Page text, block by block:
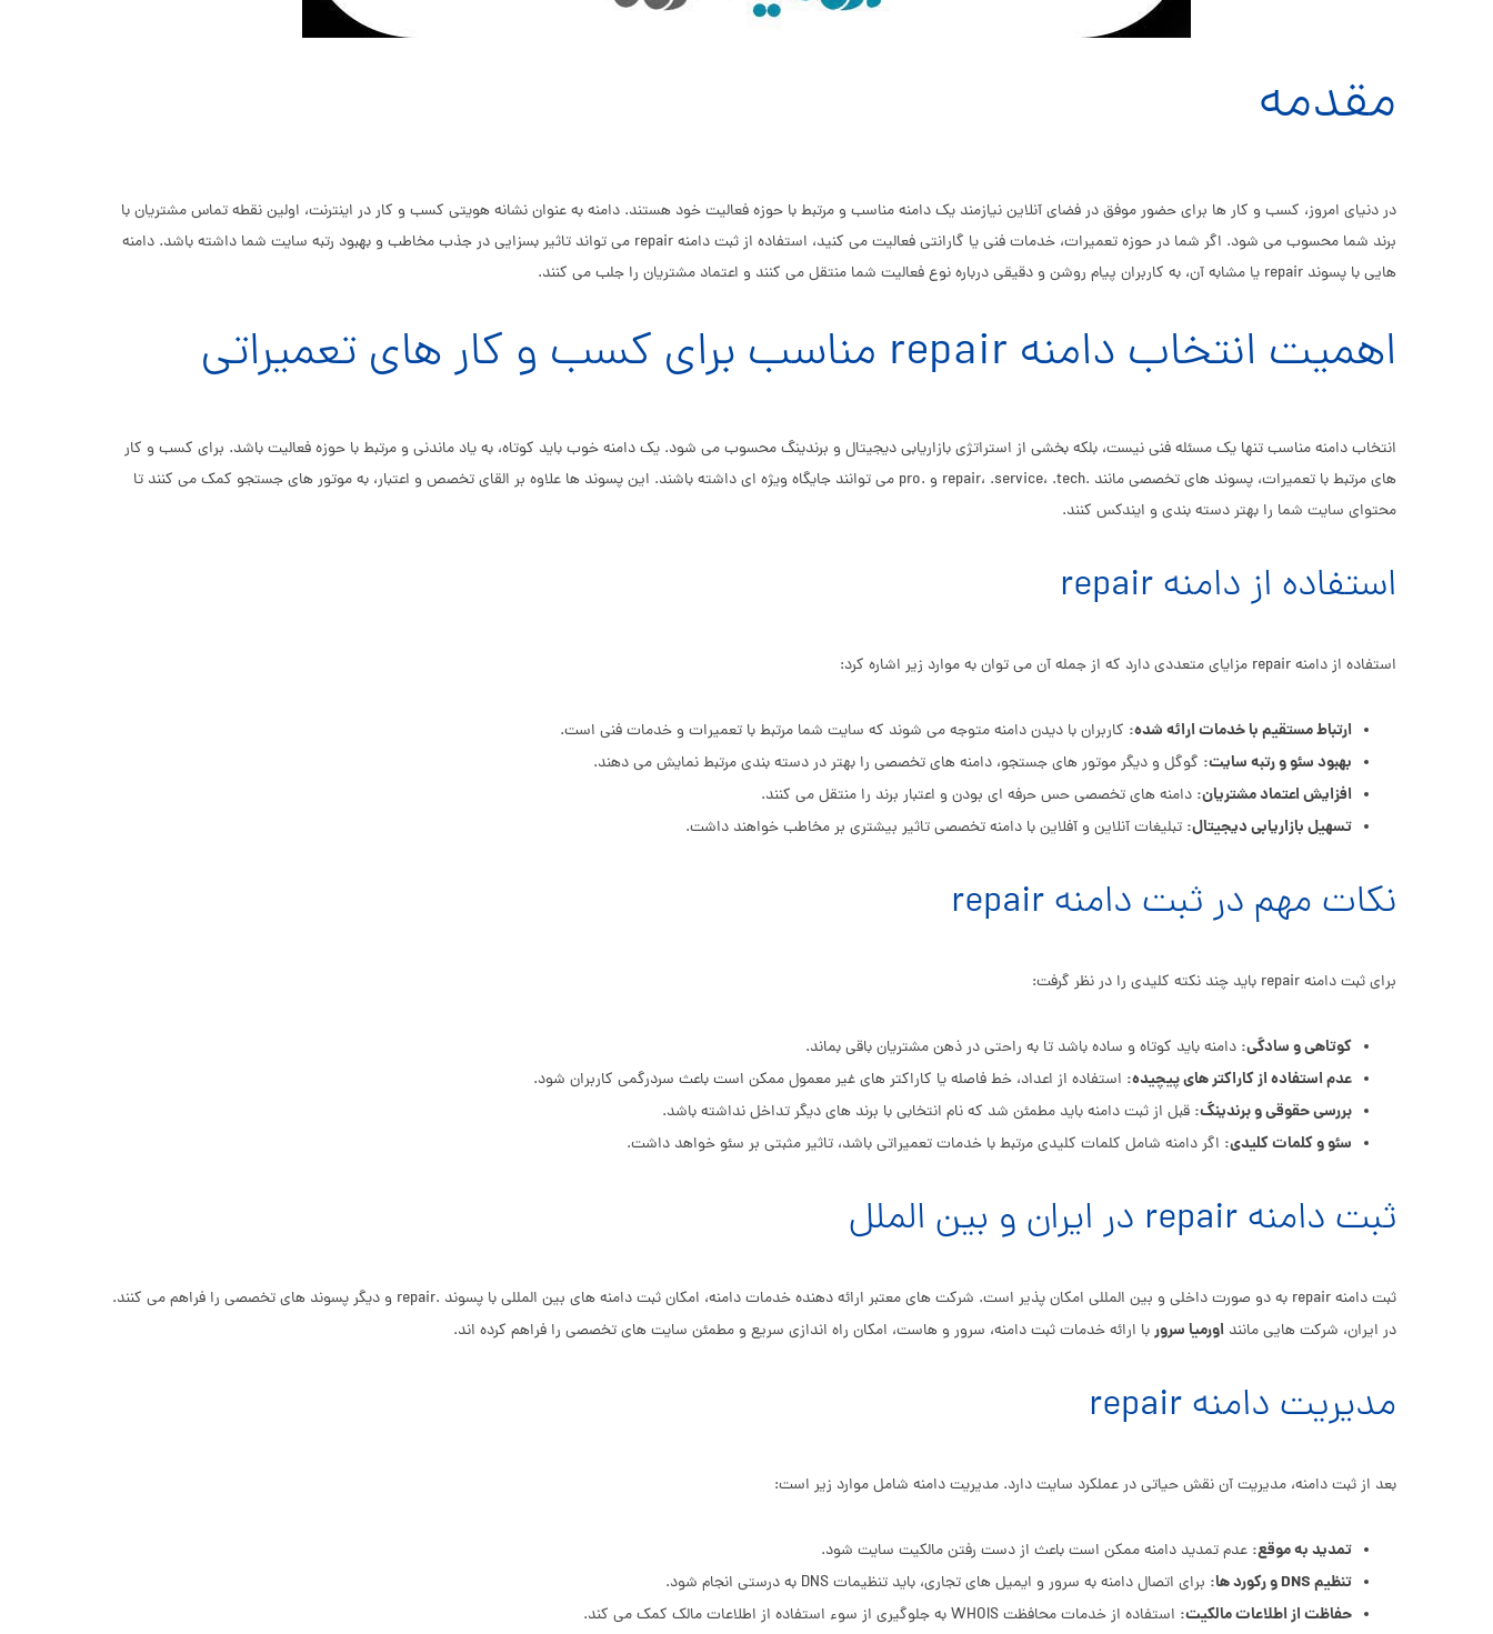
مقدمه
در دنیای امروز، کسب و کار ها برای حضور موفق در فضای آنلاین نیازمند یک دامنه مناسب و مرتبط با حوزه فعالیت خود هستند. دامنه به عنوان نشانه هویتی کسب و کار در اینترنت، اولین نقطه تماس مشتریان با
برند شما محسوب می شود. اگر شما در حوزه تعمیرات، خدمات فنی یا گارانتی فعالیت می کنید، استفاده از ثبت دامنه repair می تواند تاثیر بسزایی در جذب مخاطب و بهبود رتبه سایت شما داشته باشد. دامنه
هایی با پسوند repair یا مشابه آن، به کاربران پیام روشن و دقیقی درباره نوع فعالیت شما منتقل می کنند و اعتماد مشتریان را جلب می کنند.
اهمیت انتخاب دامنه repair مناسب برای کسب و کار های تعمیراتی
انتخاب دامنه مناسب تنها یک مسئله فنی نیست، بلکه بخشی از استراتژی بازاریابی دیجیتال و برندینگ محسوب می شود. یک دامنه خوب باید کوتاه، به یاد ماندنی و مرتبط با حوزه فعالیت باشد. برای کسب و کار
های مرتبط با تعمیرات، پسوند های تخصصی مانند .repair، .service، .tech و .pro می توانند جایگاه ویژه ای داشته باشند. این پسوند ها علاوه بر القای تخصص و اعتبار، به موتور های جستجو کمک می کنند تا
محتوای سایت شما را بهتر دسته بندی و ایندکس کنند.
استفاده از دامنه repair
استفاده از دامنه repair مزایای متعددی دارد که از جمله آن می توان به موارد زیر اشاره کرد:
ارتباط مستقیم با خدمات ارائه شده: کاربران با دیدن دامنه متوجه می شوند که سایت شما مرتبط با تعمیرات و خدمات فنی است.
بهبود سئو و رتبه سایت: گوگل و دیگر موتور های جستجو، دامنه های تخصصی را بهتر در دسته بندی مرتبط نمایش می دهند.
افزایش اعتماد مشتریان: دامنه های تخصصی حس حرفه ای بودن و اعتبار برند را منتقل می کنند.
تسهیل بازاریابی دیجیتال: تبلیغات آنلاین و آفلاین با دامنه تخصصی تاثیر بیشتری بر مخاطب خواهند داشت.
نکات مهم در ثبت دامنه repair
برای ثبت دامنه repair باید چند نکته کلیدی را در نظر گرفت:
کوتاهی و سادگی: دامنه باید کوتاه و ساده باشد تا به راحتی در ذهن مشتریان باقی بماند.
عدم استفاده از کاراکتر های پیچیده: استفاده از اعداد، خط فاصله یا کاراکتر های غیر معمول ممکن است باعث سردرگمی کاربران شود.
بررسی حقوقی و برندینگ: قبل از ثبت دامنه باید مطمئن شد که نام انتخابی با برند های دیگر تداخل نداشته باشد.
سئو و کلمات کلیدی: اگر دامنه شامل کلمات کلیدی مرتبط با خدمات تعمیراتی باشد، تاثیر مثبتی بر سئو خواهد داشت.
ثبت دامنه repair در ایران و بین الملل
ثبت دامنه repair به دو صورت داخلی و بین المللی امکان پذیر است. شرکت های معتبر ارائه دهنده خدمات دامنه، امکان ثبت دامنه های بین المللی با پسوند .repair و دیگر پسوند های تخصصی را فراهم می کنند.
در ایران، شرکت هایی مانند اورمیا سروربا ارائه خدمات ثبت دامنه، سرور و هاست، امکان راه اندازی سریع و مطمئن سایت های تخصصی را فراهم کرده اند.
مدیریت دامنه repair
بعد از ثبت دامنه، مدیریت آن نقش حیاتی در عملکرد سایت دارد. مدیریت دامنه شامل موارد زیر است:
تمدید به موقع: عدم تمدید دامنه ممکن است باعث از دست رفتن مالکیت سایت شود.
تنظیم DNS و رکورد ها: برای اتصال دامنه به سرور و ایمیل های تجاری، باید تنظیمات DNS به درستی انجام شود.
حفاظت از اطلاعات مالکیت: استفاده از خدمات محافظت WHOIS به جلوگیری از سوء استفاده از اطلاعات مالک کمک می کند.